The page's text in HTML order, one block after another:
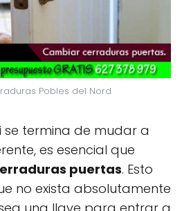
Pobles del Nord
se termina de mudar a
es esencial que
puertas. Esto
no exista absolutamente